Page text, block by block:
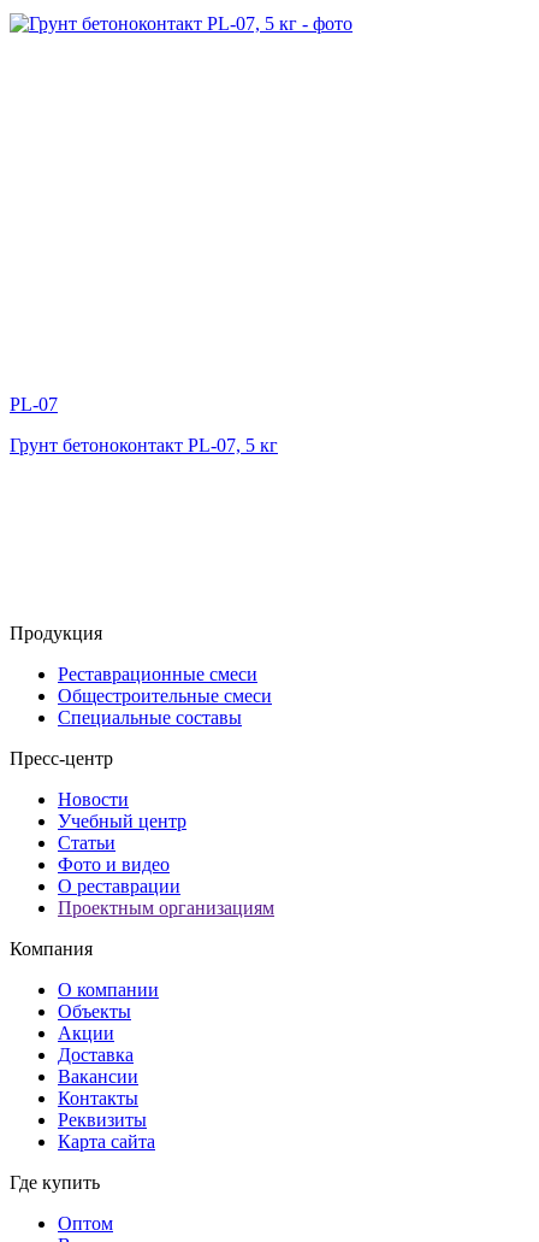
PL-07
Грунт бетоноконтакт PL-07, 5 кг
Продукция
Реставрационные смеси
Общестроительные смеси
Специальные составы
Пресс-центр
Новости
Учебный центр
Статьи
Фото и видео
О реставрации
Проектным организациям
Компания
О компании
Объекты
Акции
Доставка
Вакансии
Контакты
Реквизиты
Карта сайта
Где купить
Оптом